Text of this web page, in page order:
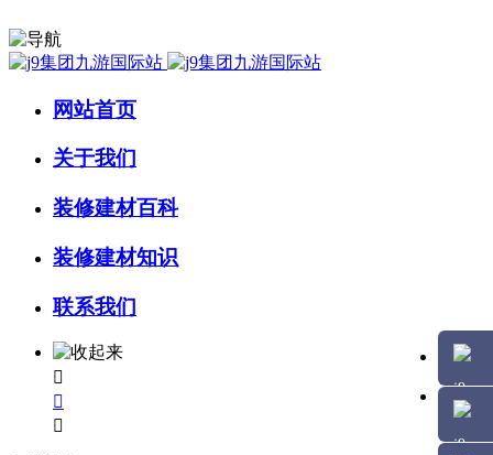
网站首页
关于我们
装修建材百科
装修建材知识
联系我们


